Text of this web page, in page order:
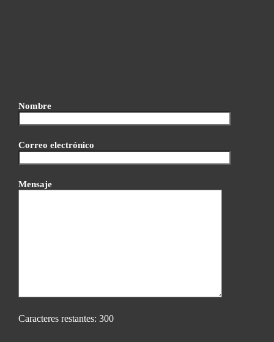
Nombre
Correo electrónico
Mensaje
Caracteres restantes: 300